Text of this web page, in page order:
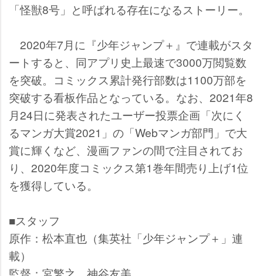
「怪獣8号」と呼ばれる存在になるストーリー。
2020年7月に『少年ジャンプ＋』で連載がスタ
ートすると、同アプリ史上最速で3000万閲覧数
を突破。コミックス累計発行部数は1100万部を
突破する看板作品となっている。なお、2021年8
月24日に発表されたユーザー投票企画「次にく
るマンガ大賞2021」の「Webマンガ部門」で大
賞に輝くなど、漫画ファンの間で注目されてお
り、2020年度コミックス第1巻年間売り上げ1位
を獲得している。
■スタッフ
原作：松本直也（集英社「少年ジャンプ＋」連
載）
監督：宮繁之 神谷友美